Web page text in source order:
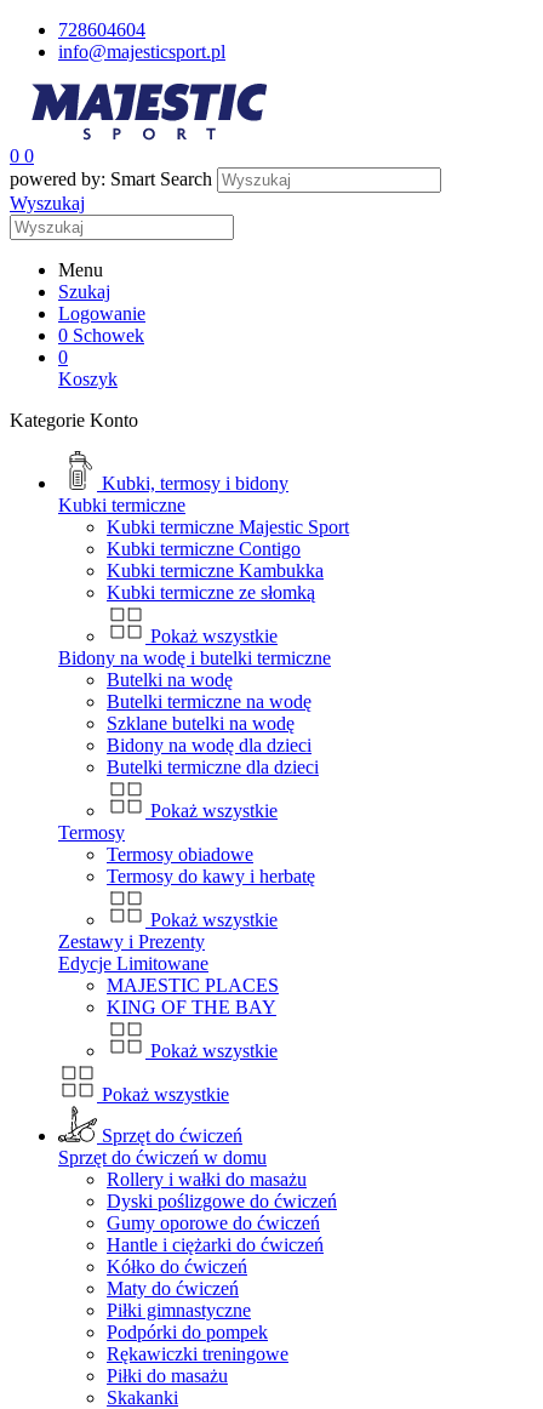
728604604
info@majesticsport.pl
0 0
powered by: Smart Search
Wyszukaj
Menu
Szukaj
Logowanie
0 Schowek
0
Koszyk
Kategorie Konto
Kubki, termosy i bidony
Kubki termiczne
Kubki termiczne Majestic Sport
Kubki termiczne Contigo
Kubki termiczne Kambukka
Kubki termiczne ze słomką
Pokaż wszystkie
Bidony na wodę i butelki termiczne
Butelki na wodę
Butelki termiczne na wodę
Szklane butelki na wodę
Bidony na wodę dla dzieci
Butelki termiczne dla dzieci
Pokaż wszystkie
Termosy
Termosy obiadowe
Termosy do kawy i herbatę
Pokaż wszystkie
Zestawy i Prezenty
Edycje Limitowane
MAJESTIC PLACES
KING OF THE BAY
Pokaż wszystkie
Pokaż wszystkie
Sprzęt do ćwiczeń
Sprzęt do ćwiczeń w domu
Rollery i wałki do masażu
Dyski poślizgowe do ćwiczeń
Gumy oporowe do ćwiczeń
Hantle i ciężarki do ćwiczeń
Kółko do ćwiczeń
Maty do ćwiczeń
Piłki gimnastyczne
Podpórki do pompek
Rękawiczki treningowe
Piłki do masażu
Skakanki